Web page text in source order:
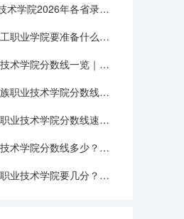
安徽水利水电职业技术学院2026年各省录取分数：报到手续、费用与就业数据
2026报考内蒙古化工职业学院要准备什么？分数线与入学全攻略
2026报考酒泉职业技术学院分数线一览｜手续办理与FAQ解答
2026报考黔东南民族职业技术学院分数线参考｜生活条件与入学流程
2026报考江西制造职业技术学院分数线速查｜生活成本与FAQ解答
2026报考衡水职业技术学院分数线多少？附报到流程与生活指南
2026报考辽宁石化职业技术学院要几分？分数线与生活成本详解